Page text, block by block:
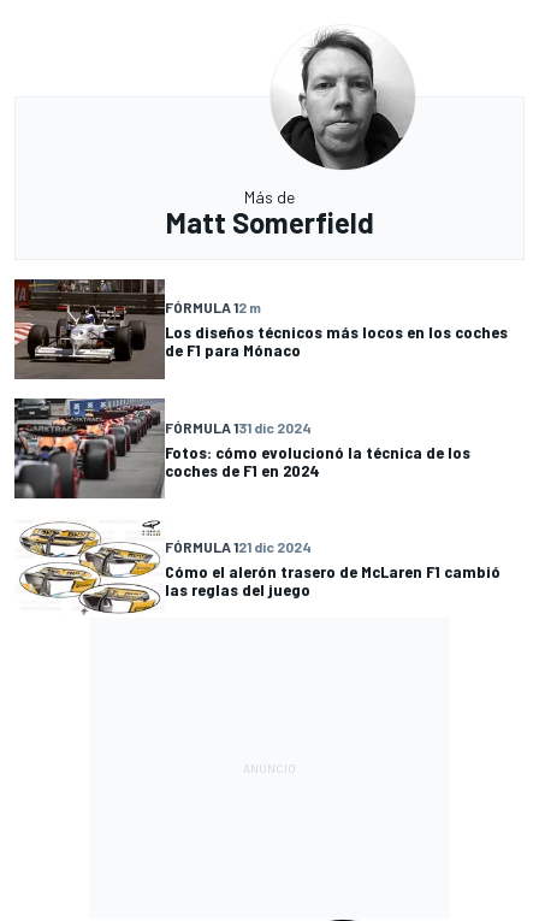
Más de
Matt Somerfield
FÓRMULA 12 m
Los diseños técnicos más locos en los coches
de F1 para Mónaco
FÓRMULA 131 dic 2024
Fotos: cómo evolucionó la técnica de los
coches de F1 en 2024
FÓRMULA 121 dic 2024
Cómo el alerón trasero de McLaren F1 cambió
las reglas del juego